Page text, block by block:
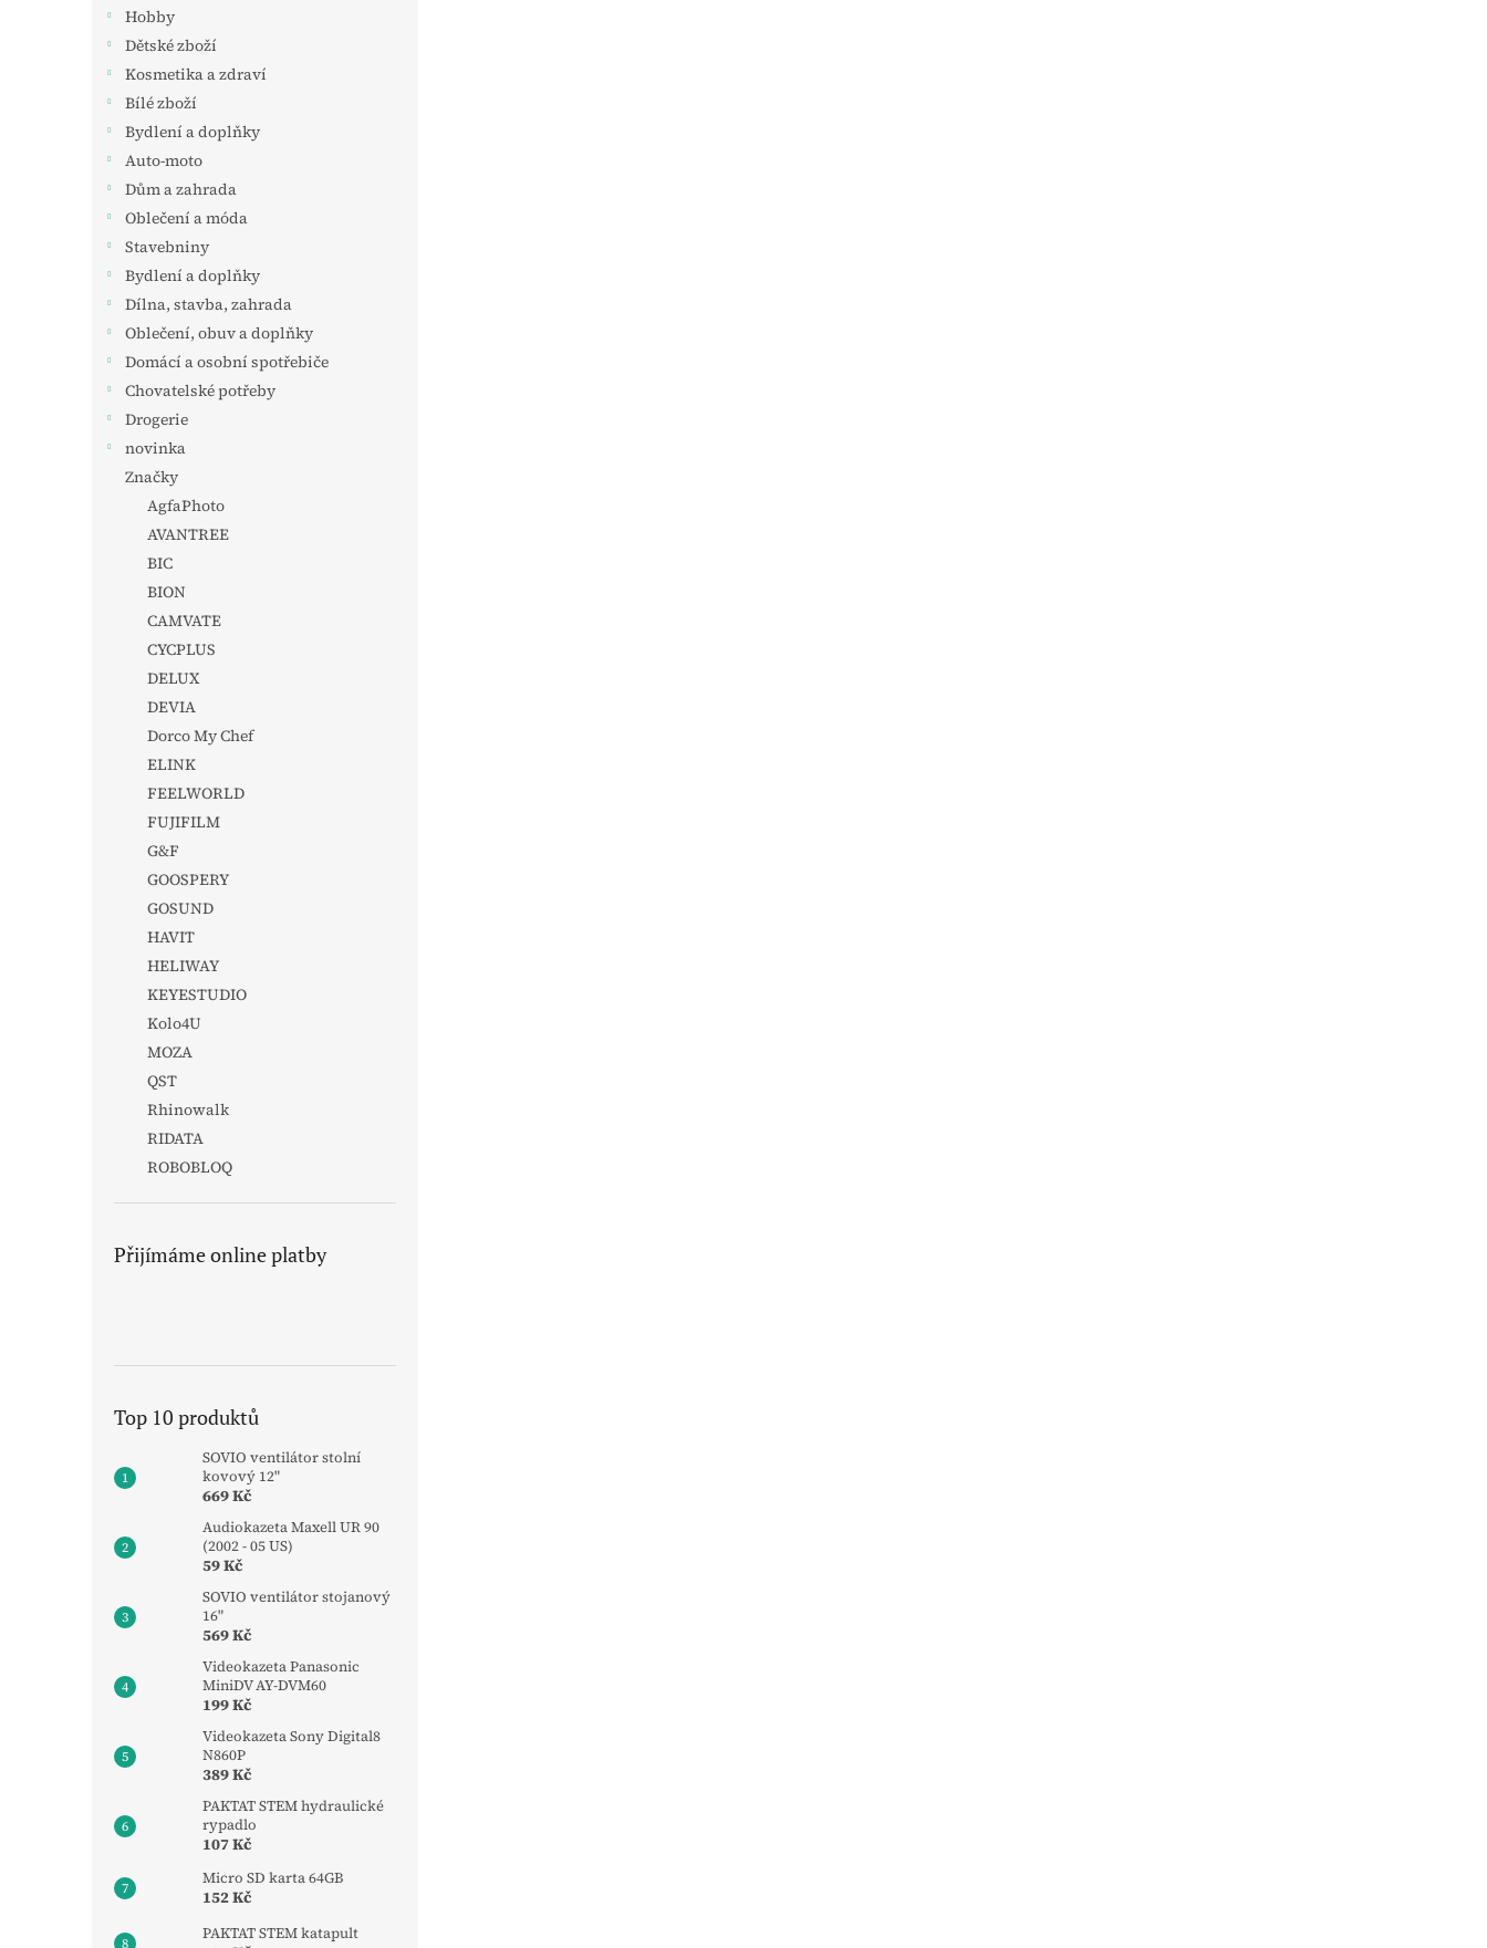
Hobby
Dětské zboží
Kosmetika a zdraví
Bílé zboží
Bydlení a doplňky
Auto-moto
Dům a zahrada
Oblečení a móda
Stavebniny
Bydlení a doplňky
Dílna, stavba, zahrada
Oblečení, obuv a doplňky
Domácí a osobní spotřebiče
Chovatelské potřeby
Drogerie
novinka
Značky
AgfaPhoto
AVANTREE
BIC
BION
CAMVATE
CYCPLUS
DELUX
DEVIA
Dorco My Chef
ELINK
FEELWORLD
FUJIFILM
G&F
GOOSPERY
GOSUND
HAVIT
HELIWAY
KEYESTUDIO
Kolo4U
MOZA
QST
Rhinowalk
RIDATA
ROBOBLOQ
Přijímáme online platby
Top 10 produktů
SOVIO ventilátor stolní
kovový 12"
669 Kč
Audiokazeta Maxell UR 90
(2002 - 05 US)
59 Kč
SOVIO ventilátor stojanový
16"
569 Kč
Videokazeta Panasonic
MiniDV AY-DVM60
199 Kč
Videokazeta Sony Digital8
N860P
389 Kč
PAKTAT STEM hydraulické
rypadlo
107 Kč
Micro SD karta 64GB
152 Kč
PAKTAT STEM katapult